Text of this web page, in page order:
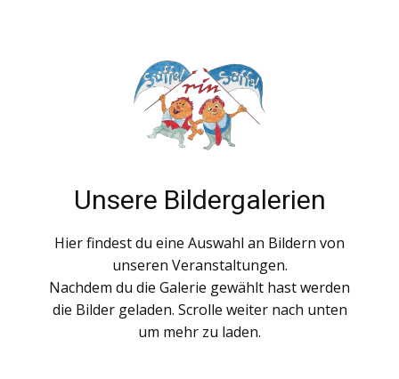
Unsere Bildergalerien
Hier findest du eine Auswahl an Bildern von
unseren Veranstaltungen.
Nachdem du die Galerie gewählt hast werden
die Bilder geladen. Scrolle weiter nach unten
um mehr zu laden.